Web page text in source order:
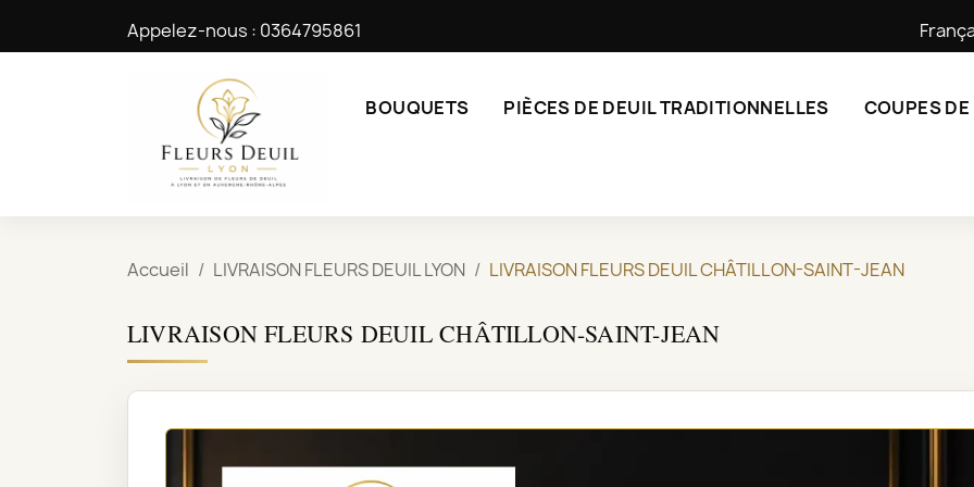
Appelez-nous : 0364795861
BOUQUETS PIÈCES DE DEUIL TRADITIONNELLES COUPES
Accueil LIVRAISON FLEURS DEUIL LYON LIVRAISON FLEURS DEUIL CHÂTILLON-SAINT-JEAN
LIVRAISON FLEURS DEUIL CHÂTILLON-SAINT-JEAN